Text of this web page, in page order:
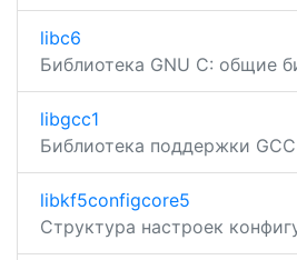
libc6
Библиотека GNU C: общие
libgcc1
Библиотека поддержки GCC
libkf5configcore5
Структура настроек